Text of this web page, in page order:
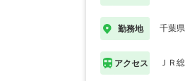
勤務地 千葉
アクセス ＪＲ